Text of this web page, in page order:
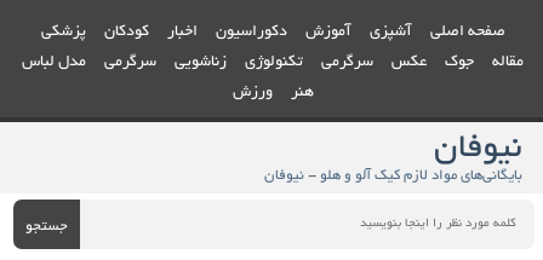
صفحه اصلی آشپزی آموزش دکوراسیون اخبار کودکان
پزشکی
مقاله
جوک عکس سرگرمی تکنولوژی زناشویی سرگرمی
مدل لباس
هنر
ورزش
نیوفان
بایگانی‌های مواد لازم کیک آلو و هلو - نیوفان
جستجو